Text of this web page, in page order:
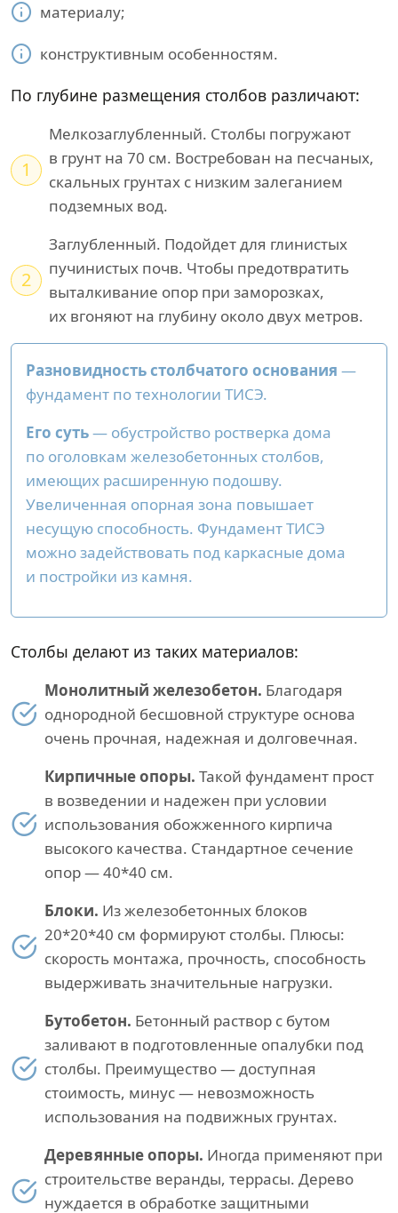
материалу;
конструктивным особенностям.
По глубине размещения столбов различают:
1
Мелкозаглубленный. Столбы погружают
в грунт на 70 см. Востребован на песчаных,
скальных грунтах с низким залеганием
подземных вод.
2
Заглубленный. Подойдет для глинистых
пучинистых почв. Чтобы предотвратить
выталкивание опор при заморозках,
их вгоняют на глубину около двух метров.
Разновидность столбчатого основания —
фундамент по технологии ТИСЭ.
Его суть— обустройство ростверка дома
по оголовкам железобетонных столбов,
имеющих расширенную подошву.
Увеличенная опорная зона повышает
несущую способность. Фундамент ТИСЭ
можно задействовать под каркасные дома
и постройки из камня.
Столбы делают из таких материалов:
Монолитный железобетон. Благодаря
однородной бесшовной структуре основа
очень прочная, надежная и долговечная.
Кирпичные опоры. Такой фундамент прост
в возведении и надежен при условии
использования обожженного кирпича
высокого качества. Стандартное сечение
опор — 40*40 см.
Блоки. Из железобетонных блоков
20*20*40 см формируют столбы. Плюсы:
скорость монтажа, прочность, способность
выдерживать значительные нагрузки.
Бутобетон. Бетонный раствор с бутом
заливают в подготовленные опалубки под
столбы. Преимущество — доступная
стоимость, минус — невозможность
использования на подвижных грунтах.
Деревянные опоры. Иногда применяют при
строительстве веранды, террасы. Дерево
нуждается в обработке защитными